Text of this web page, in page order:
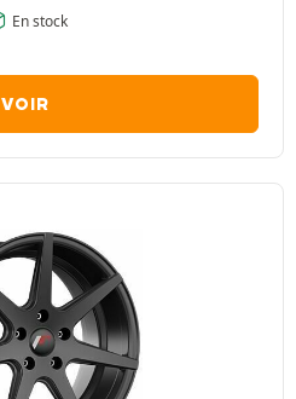
En stock
VOIR